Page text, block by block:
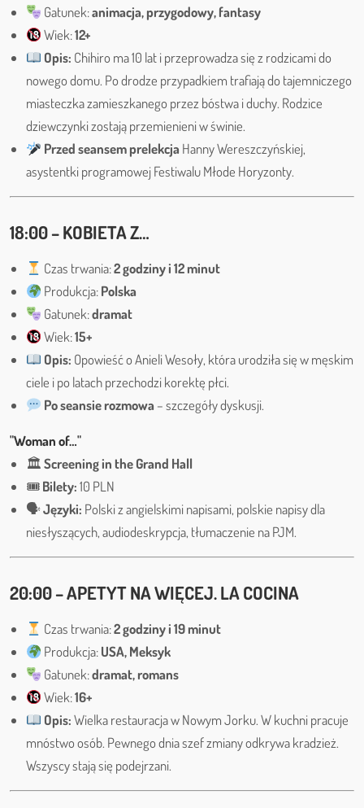
Gatunek:animacja, przygodowy, fantasy
Wiek:12+
Opis: Chihiro ma 10 lat i przeprowadza się z rodzicami do
nowego domu. Po drodze przypadkiem trafiają do tajemniczego
miasteczka zamieszkanego przez bóstwa i duchy. Rodzice
dziewczynki zostają przemienieni w świnie.
Przed seansem prelekcja Hanny Wereszczyńskiej,
asystentki programowej Festiwalu Młode Horyzonty.
18:00 – KOBIETA Z…
Czas trwania:2 godziny i 12 minut
Produkcja:Polska
Gatunek:dramat
Wiek:15+
Opis: Opowieść o Anieli Wesoły, która urodziła się w męskim
ciele i po latach przechodzi korektę płci.
Po seansie rozmowa – szczegóły dyskusji.
"Woman of…"
🏛Screening in the Grand Hall
🎟Bilety:10 PLN
🗣Języki: Polski z angielskimi napisami, polskie napisy dla
niesłyszących, audiodeskrypcja, tłumaczenie na PJM.
20:00 – APETYT NA WIĘCEJ. LA COCINA
Czas trwania:2 godziny i 19 minut
Produkcja:USA, Meksyk
Gatunek:dramat, romans
Wiek:16+
Opis:Wielka restauracja w Nowym Jorku. W kuchni pracuje
mnóstwo osób. Pewnego dnia szef zmiany odkrywa kradzież.
Wszyscy stają się podejrzani.